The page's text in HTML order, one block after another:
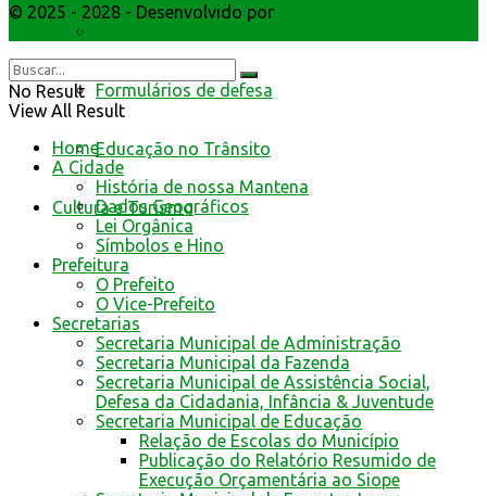
Formulários de defesa
Educação no Trânsito
Cultura e Turismo
© 2025 - 2028 - Desenvolvido por
Interativas
No Result
View All Result
Home
A Cidade
História de nossa Mantena
Dados Geográficos
Lei Orgânica
Símbolos e Hino
Prefeitura
O Prefeito
O Vice-Prefeito
Secretarias
Secretaria Municipal de Administração
Secretaria Municipal da Fazenda
Secretaria Municipal de Assistência Social,
Defesa da Cidadania, Infância & Juventude
Secretaria Municipal de Educação
Relação de Escolas do Município
Publicação do Relatório Resumido de
Execução Orçamentária ao Siope